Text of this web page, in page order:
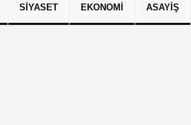
İletişim Çerez Politikası Gizlilik İlkeleri
SIYASET EKONOMI ASAYIŞ